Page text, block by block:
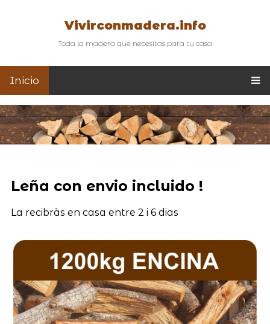
Vivirconmadera.info
Toda la madera que necesitas para tu casa
Inicio
Leña con envio incluido !
La recibràs en casa entre 2 i 6 dias